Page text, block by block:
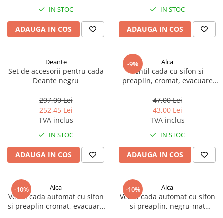
IN STOC
ADAUGA IN COS
IN STOC
ADAUGA IN COS
Deante
Set de accesorii pentru cada
Deante negru
297,00 Lei
252,45 Lei
TVA inclus
IN STOC
ADAUGA IN COS
-9% Alca
Ventil cada cu sifon si
preaplin, cromat, evacuare
47,00 Lei
43,00 Lei
TVA inclus
IN STOC
ADAUGA IN COS
-10% Alca
Ventil cada automat cu sifon
si preaplin cromat, evacuare
-10% Alca
Ventil cada automat cu sifon
si preaplin, negru-mat